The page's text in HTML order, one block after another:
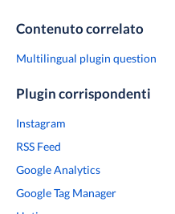
Contenuto correlato
Multilingual plugin question
Plugin corrispondenti
Instagram
RSS Feed
Google Analytics
Google Tag Manager